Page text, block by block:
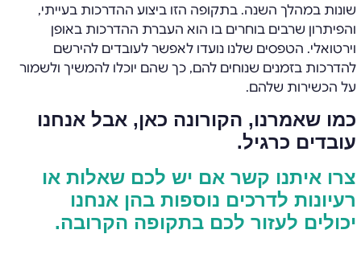
שונות במהלך השנה. בתקופה הזו ביצוע ההדרכות בעייתי,
והפיתרון שרבים בוחרים בו הוא העברת ההדרכות באופן
וירטואלי. הטפסים שלנו נועדו לאפשר לעובדים להירשם
להדרכות בזמנים שנוחים להם, כך שהם יוכלו להמשיך ולשמור
על הכשירות שלהם.
כמו שאמרנו, הקורונה כאן, אבל אנחנו
עובדים כרגיל.
צרו איתנו קשר אם יש לכם שאלות או
רעיונות לדרכים נוספות בהן אנחנו
יכולים לעזור לכם בתקופה הקרובה.